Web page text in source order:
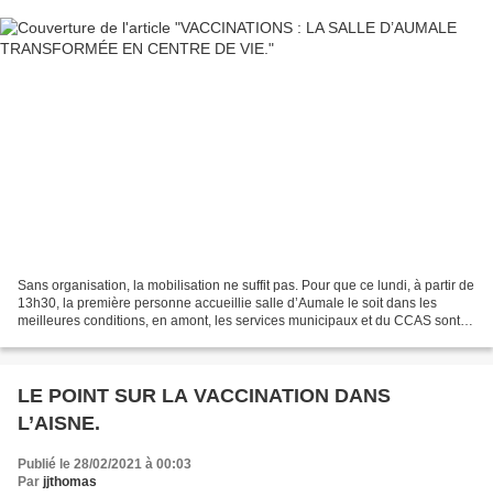
Sans organisation, la mobilisation ne suffit pas. Pour que ce lundi, à partir de
13h30, la première personne accueillie salle d’Aumale le soit dans les
meilleures conditions, en amont, les services municipaux et du CCAS sont
LE POINT SUR LA VACCINATION DANS
L’AISNE.
Publié le 28/02/2021 à 00:03
Par jjthomas